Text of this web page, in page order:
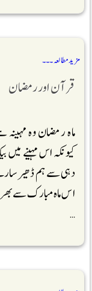
قرآن اور رمضان
ماہ رمضان وہ مہینہ
کیونکہ اس مہینے
دہی سے ہم ڈھیر سارے
اس ماہ مبارک سے
…
مزید مطالعہ ۔۔۔